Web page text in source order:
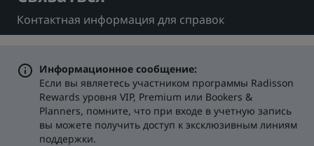
Park Plaza Park Inn by Radisson
Prize by Radisson Country Inn & Suites
Отели в центре города
Посетите наш блог
Контактная информация для справок
Информационное сообщение:
Если вы являетесь участником программы Radisson
Rewards уровня VIP, Premium или Bookers &
Planners, помните, что при входе в учетную запись
вы можете получить доступ к эксклюзивным линиям
поддержки.